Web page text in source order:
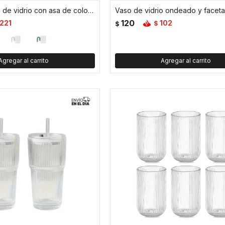
Taza facetada de vidrio con asa de color - 350ml - Azul
$ 120 $ 102